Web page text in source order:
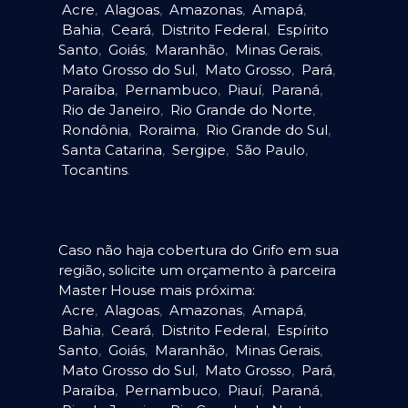
Acre, Alagoas, Amazonas, Amapá,
Bahia, Ceará, Distrito Federal, Espírito
Santo, Goiás, Maranhão, Minas Gerais,
Mato Grosso do Sul, Mato Grosso, Pará,
Paraíba, Pernambuco, Piauí, Paraná,
Rio de Janeiro, Rio Grande do Norte,
Rondônia, Roraima, Rio Grande do Sul,
Santa Catarina, Sergipe, São Paulo,
Tocantins.
Caso não haja cobertura do Grifo em sua
região, solicite um orçamento à parceira
Master House mais próxima:
Acre, Alagoas, Amazonas, Amapá,
Bahia, Ceará, Distrito Federal, Espírito
Santo, Goiás, Maranhão, Minas Gerais,
Mato Grosso do Sul, Mato Grosso, Pará,
Paraíba, Pernambuco, Piauí, Paraná,